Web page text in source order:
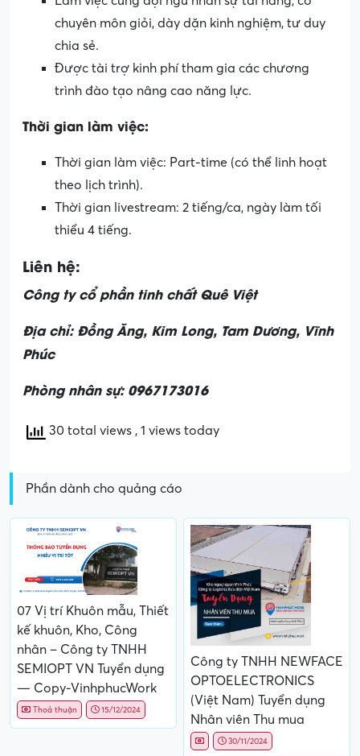
chuyên môn giỏi, dày dặn kinh nghiệm, tư duy
chia sẻ.
Được tài trợ kinh phí tham gia các chương
trình đào tạo nâng cao năng lực.
Thời gian làm việc:
Thời gian làm việc: Part-time (có thể linh hoạt
theo lịch trình).
Thời gian livestream: 2 tiếng/ca, ngày làm tối
thiểu 4 tiếng.
Liên hệ:
Công ty cổ phần tinh chất Quê Việt
Địa chỉ: Đồng Ăng, Kim Long, Tam Dương, Vĩnh
Phúc
Phòng nhân sự: 0967173016
30 total views , 1 views today
Phần dành cho quảng cáo
07 Vị trí Khuôn mẫu, Thiết
kế khuôn, Kho, Công
nhân – Công ty TNHH
SEMIOPT VN Tuyển dụng
— Copy-VinhphucWork
Thoả thuận 15/12/2024
Công ty TNHH NEWFACE
OPTOELECTRONICS
(Việt Nam) Tuyển dụng
Nhân viên Thu mua
30/11/2024